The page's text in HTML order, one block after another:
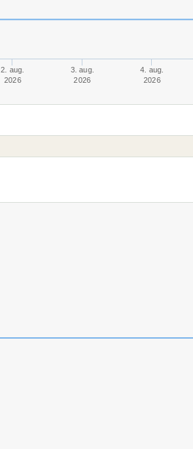
2. aug.
2026
3. aug.
2026
4. aug.
2026